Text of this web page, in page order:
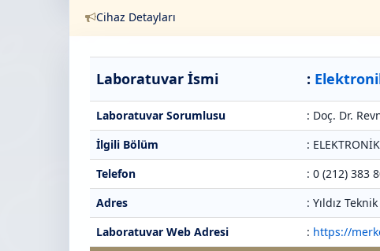
Cihaz Detayları
Laboratuvar İsmi :
Laboratuvar Sorumlusu
: Doç. Dr.
İlgili Bölüm
:
Telefon
: 0 (212) 383
Adres
: Yıldız
Laboratuvar Web Adresi
: https://